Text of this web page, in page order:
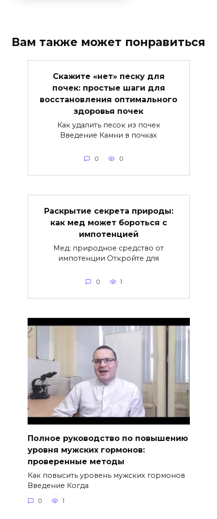
Вам также может понравиться
Скажите «нет» песку для
почек: простые шаги для
восстановления оптимального
здоровья почек
Как удалить песок из почек
Введение Камни в почках
0 0
Раскрытие секрета природы:
как мед может бороться с
импотенцией
Мед: природное средство от
импотенции Откройте для
0 1
Полное руководство по повышению
уровня мужских гормонов:
проверенные методы
Как повысить уровень мужских гормонов
Введение Когда
0 1